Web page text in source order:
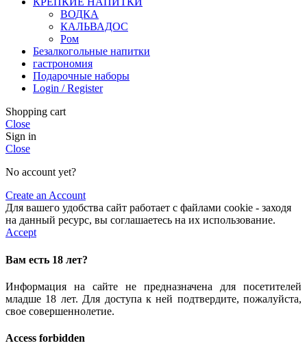
ВОДКА
КАЛЬВАДОС
Ром
Безалкогольные напитки
гастрономия
Подарочные наборы
Login / Register
Shopping cart
Close
Sign in
Close
No account yet?
Create an Account
Для вашего удобства сайт работает с файлами cookie - заходя
на данный ресурс, вы соглашаетесь на их использование.
Accept
Вам есть 18 лет?
Информация на сайте не предназначена для посетителей
младше 18 лет. Для доступа к ней подтвердите, пожалуйста,
свое совершеннолетие.
Access forbidden